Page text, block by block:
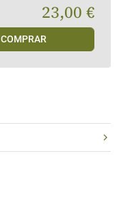
23,00 €
COMPRAR